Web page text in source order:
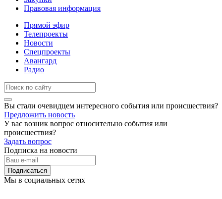
Правовая информация
Прямой эфир
Телепроекты
Новости
Спецпроекты
Авангард
Радио
Вы стали очевидцем интересного события или происшествия?
Предложить новость
У вас возник вопрос относительно события или
происшествия?
Задать вопрос
Подписка на новости
Подписаться
Мы в социальных сетях